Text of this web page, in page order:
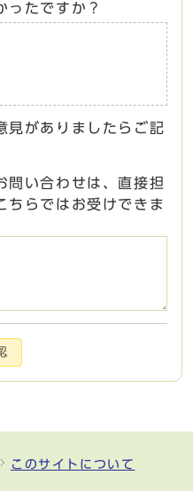
ったですか？
見がありましたらご記
問い合わせは、直接担
ちらではお受けできま
このサイトについて